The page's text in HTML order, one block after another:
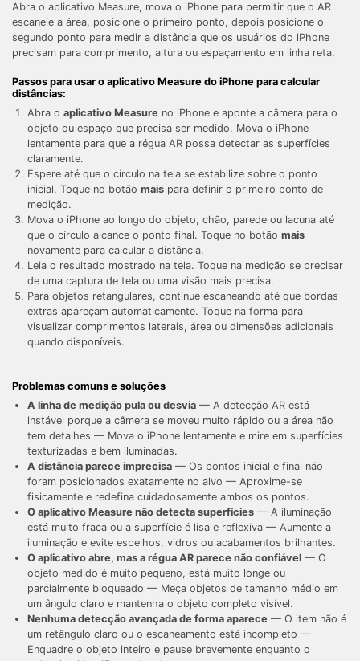
Encontre Mais Soluções
Abra o aplicativo Measure, mova o iPhone para permitir que o AR
escaneie a área, posicione o primeiro ponto, depois posicione o
segundo ponto para medir a distância que os usuários do iPhone
precisam para comprimento, altura ou espaçamento em linha reta.
Passos para usar o aplicativo Measure do iPhone para calcular
distâncias:
Abra o aplicativo Measure no iPhone e aponte a câmera para o
objeto ou espaço que precisa ser medido. Mova o iPhone
lentamente para que a régua AR possa detectar as superfícies
claramente.
Espere até que o círculo na tela se estabilize sobre o ponto
inicial. Toque no botão maispara definir o primeiro ponto de
medição.
Mova o iPhone ao longo do objeto, chão, parede ou lacuna até
que o círculo alcance o ponto final. Toque no botão mais
novamente para calcular a distância.
Leia o resultado mostrado na tela. Toque na medição se precisar
de uma captura de tela ou uma visão mais precisa.
Para objetos retangulares, continue escaneando até que bordas
extras apareçam automaticamente. Toque na forma para
visualizar comprimentos laterais, área ou dimensões adicionais
quando disponíveis.
Problemas comuns e soluções
A linha de medição pula ou desvia— A detecção AR está
instável porque a câmera se moveu muito rápido ou a área não
tem detalhes — Mova o iPhone lentamente e mire em superfícies
texturizadas e bem iluminadas.
A distância parece imprecisa— Os pontos inicial e final não
foram posicionados exatamente no alvo — Aproxime-se
fisicamente e redefina cuidadosamente ambos os pontos.
O aplicativo Measure não detecta superfícies— A iluminação
está muito fraca ou a superfície é lisa e reflexiva — Aumente a
iluminação e evite espelhos, vidros ou acabamentos brilhantes.
O aplicativo abre, mas a régua AR parece não confiável— O
objeto medido é muito pequeno, está muito longe ou
parcialmente bloqueado — Meça objetos de tamanho médio em
um ângulo claro e mantenha o objeto completo visível.
Nenhuma detecção avançada de forma aparece — O item não é
um retângulo claro ou o escaneamento está incompleto —
Enquadre o objeto inteiro e pause brevemente enquanto o